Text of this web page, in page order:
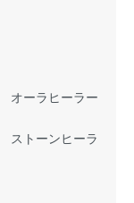
オーラヒーラー
ストーンヒーラ